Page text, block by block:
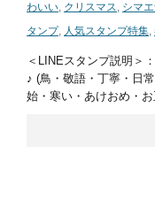
わいい, クリスマス, シマ
タンプ, 人気スタンプ特集,
＜LINEスタンプ説明＞
♪ (鳥・敬語・丁寧・日
始・寒い・あけおめ・